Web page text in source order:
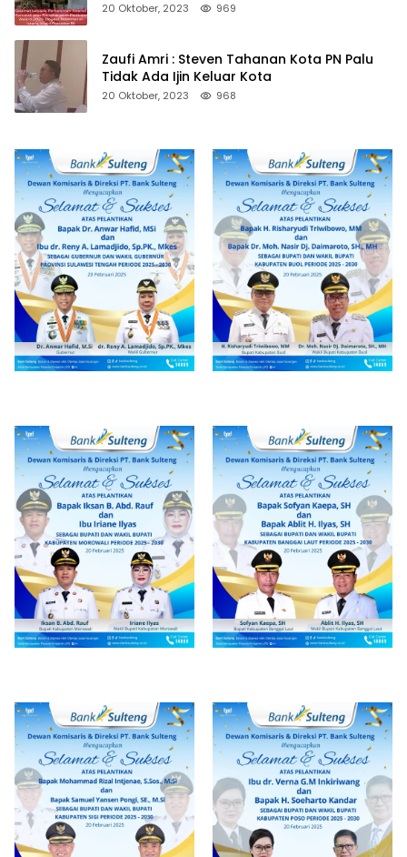
20 Oktober, 2023 969
Zaufi Amri : Steven Tahanan Kota PN Palu
Tidak Ada Ijin Keluar Kota
20 Oktober, 2023 968